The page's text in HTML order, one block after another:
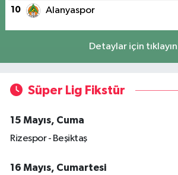
10 Alanyaspor
Detaylar için tıklayın
Süper Lig Fikstür
15 Mayıs, Cuma
Rizespor - Beşiktaş
16 Mayıs, Cumartesi